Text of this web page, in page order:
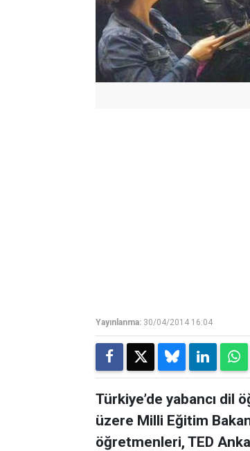
Yayınlanma: 30/04/2014 16:04
Türkiye’de yabancı dil
üzere Milli Eğitim
öğretmenleri, TED